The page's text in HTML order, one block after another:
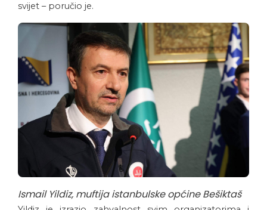
svijet – poručio je.
Ismail Yildiz, muftija istanbulske općine Bešiktaš